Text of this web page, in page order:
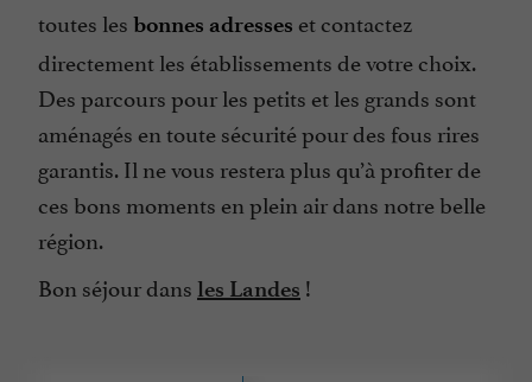
toutes les bonnes adresses et contactez
directement les établissements de votre choix.
Des parcours pour les petits et les grands sont
aménagés en toute sécurité pour des fous rires
garantis. Il ne vous restera plus qu’à profiter de
ces bons moments en plein air dans notre belle
région.
Bon séjour dans les Landes !